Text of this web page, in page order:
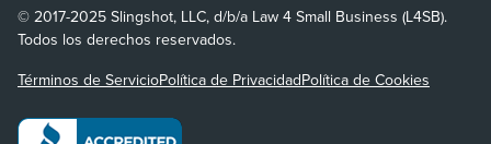
© 2017-2025 Slingshot, LLC, d/b/a Law 4 Small Business (L4SB).
Todos los derechos reservados.
Términos de ServicioPolítica de PrivacidadPolítica de Cookies